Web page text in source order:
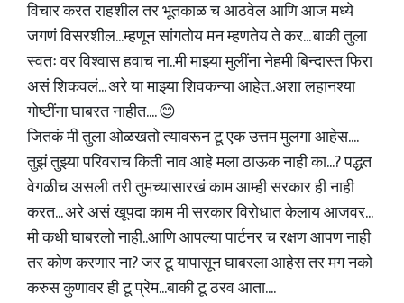
विचार करत राहशील तर भूतकाळ च आठवेल आणि आज मध्ये
जगणं विसरशील...म्हणून सांगतोय मन म्हणतेय ते कर... बाकी तुला
स्वतः वर विश्वास हवाच ना..मी माझ्या मुलींना नेहमी बिन्दास्त फिरा
असं शिकवलं... अरे या माझ्या शिवकन्या आहेत..अशा लहानश्या
गोष्टींना घाबरत नाहीत.... 😊
जितकं मी तुला ओळखतो त्यावरून टू एक उत्तम मुलगा आहेस....
तुझं तुझ्या परिवराच किती नाव आहे मला ठाऊक नाही का...? पद्धत
वेगळीच असली तरी तुमच्यासारखं काम आम्ही सरकार ही नाही
करत... अरे असं खूपदा काम मी सरकार विरोधात केलाय आजवर...
मी कधी घाबरलो नाही..आणि आपल्या पार्टनर च रक्षण आपण नाही
तर कोण करणार ना? जर टू यापासून घाबरला आहेस तर मग नको
करुस कुणावर ही टू प्रेम...बाकी टू ठरव आता....